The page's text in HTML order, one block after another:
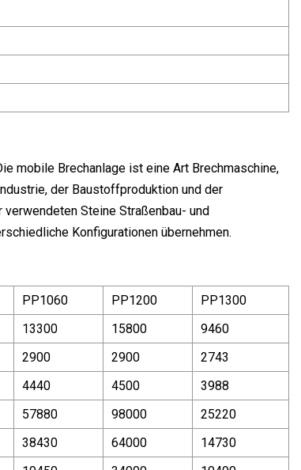
mobile Brechanlage ist eine Art Brechmaschine,
der Baustoffproduktion und der
Steine Straßenbau- und
Konfigurationen übernehmen.
PP1060 PP1200 PP1300
13300 15800
9460
2900 2900
2743
4440 4500
3988
57880 98000
25220
38430 64000
14730